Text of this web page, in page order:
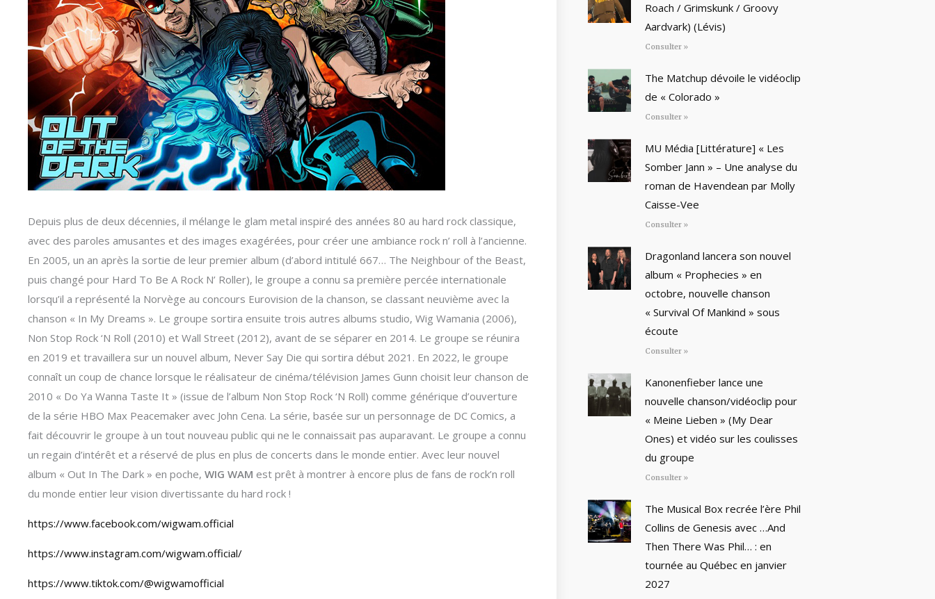
Depuis plus de deux décennies, il mélange le glam metal inspiré des années 80 au hard rock classique,
avec des paroles amusantes et des images exagérées, pour créer une ambiance rock n’ roll à l’ancienne.
En 2005, un an après la sortie de leur premier album (d’abord intitulé 667… The Neighbour of the Beast,
puis changé pour Hard To Be A Rock N’ Roller), le groupe a connu sa première percée internationale
lorsqu’il a représenté la Norvège au concours Eurovision de la chanson, se classant neuvième avec la
chanson « In My Dreams ». Le groupe sortira ensuite trois autres albums studio, Wig Wamania (2006),
Non Stop Rock ‘N Roll (2010) et Wall Street (2012), avant de se séparer en 2014. Le groupe se réunira
en 2019 et travaillera sur un nouvel album, Never Say Die qui sortira début 2021. En 2022, le groupe
connaît un coup de chance lorsque le réalisateur de cinéma/télévision James Gunn choisit leur chanson de
2010 « Do Ya Wanna Taste It » (issue de l’album Non Stop Rock ‘N Roll) comme générique d’ouverture
de la série HBO Max Peacemaker avec John Cena. La série, basée sur un personnage de DC Comics, a
fait découvrir le groupe à un tout nouveau public qui ne le connaissait pas auparavant. Le groupe a connu
un regain d’intérêt et a réservé de plus en plus de concerts dans le monde entier. Avec leur nouvel
album « Out In The Dark » en poche, WIG WAM est prêt à montrer à encore plus de fans de rock’n roll
du monde entier leur vision divertissante du hard rock !
https://www.facebook.com/wigwam.official
https://www.instagram.com/wigwam.official/
https://www.tiktok.com/@wigwamofficial
Roach / Grimskunk / Groovy
Aardvark) (Lévis)
Consulter »
The Matchup dévoile le vidéoclip
de « Colorado »
Consulter »
MU Média [Littérature] « Les
Somber Jann » – Une analyse du
roman de Havendean par Molly
Caisse-Vee
Consulter »
Dragonland lancera son nouvel
album « Prophecies » en
octobre, nouvelle chanson
« Survival Of Mankind » sous
écoute
Consulter »
Kanonenfieber lance une
nouvelle chanson/vidéoclip pour
« Meine Lieben » (My Dear
Ones) et vidéo sur les coulisses
du groupe
Consulter »
The Musical Box recrée l’ère Phil
Collins de Genesis avec …And
Then There Was Phil… : en
tournée au Québec en janvier
2027